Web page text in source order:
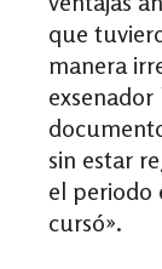
que
manera
sin estar
el periodo
cursó».